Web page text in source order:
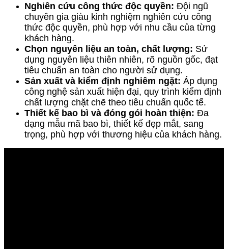
Nghiên cứu công thức độc quyền: Đội ngũ
chuyên gia giàu kinh nghiệm nghiên cứu công
thức độc quyền, phù hợp với nhu cầu của từng
khách hàng.
Chọn nguyên liệu an toàn, chất lượng: Sử
dụng nguyên liệu thiên nhiên, rõ nguồn gốc, đạt
tiêu chuẩn an toàn cho người sử dụng.
Sản xuất và kiểm định nghiêm ngặt: Áp dụng
công nghệ sản xuất hiện đại, quy trình kiểm định
chất lượng chặt chẽ theo tiêu chuẩn quốc tế.
Thiết kế bao bì và đóng gói hoàn thiện: Đa
dạng mẫu mã bao bì, thiết kế đẹp mắt, sang
trọng, phù hợp với thương hiệu của khách hàng.